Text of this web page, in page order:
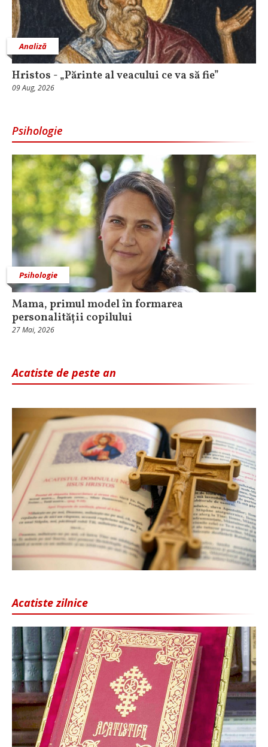
Analiză
Hristos - „Părinte al veacului ce va să fie”
09 Aug, 2026
Psihologie
Psihologie
Mama, primul model în formarea
personalității copilului
27 Mai, 2026
Acatiste de peste an
Acatiste zilnice